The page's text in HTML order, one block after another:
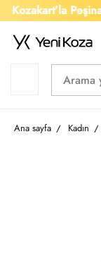
Kozakart’la
Ana sayfa Kadın